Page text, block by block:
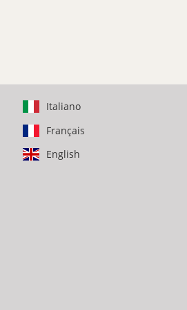
Italiano
Français
English